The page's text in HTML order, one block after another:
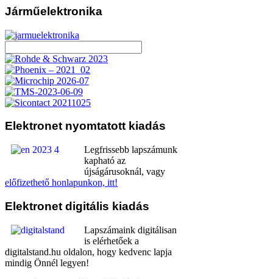
Járműelektronika
Elektronet nyomtatott kiadás
Legfrissebb lapszámunk
kapható az
újságárusoknál, vagy
előfizethető honlapunkon, itt!
Elektronet digitális kiadás
Lapszámaink digitálisan
is elérhetőek a
digitalstand.hu oldalon, hogy kedvenc lapja
mindig Önnél legyen!